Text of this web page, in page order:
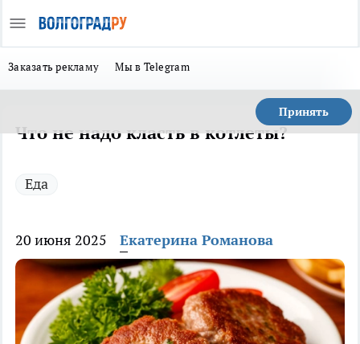
Заказать рекламу Мы в Telegram
Принять
Что не надо класть в котлеты?
Еда
20 июня 2025 Екатерина Романова